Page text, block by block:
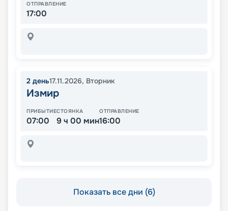
ОТПРАВЛЕНИЕ
17:00
2 день17.11.2026, Вторник
Измир
ПРИБЫТИЕ
07:00
СТОЯНКА
9 ч 00 мин
ОТПРАВЛЕНИЕ
16:00
Показать все дни (6)